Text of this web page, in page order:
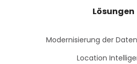
Lösungen
Modernisierung der
Location